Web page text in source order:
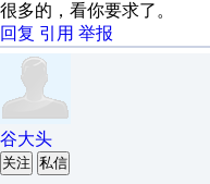
很多的，看你要求了。
回复 引用 举报
谷大头
关注 私信